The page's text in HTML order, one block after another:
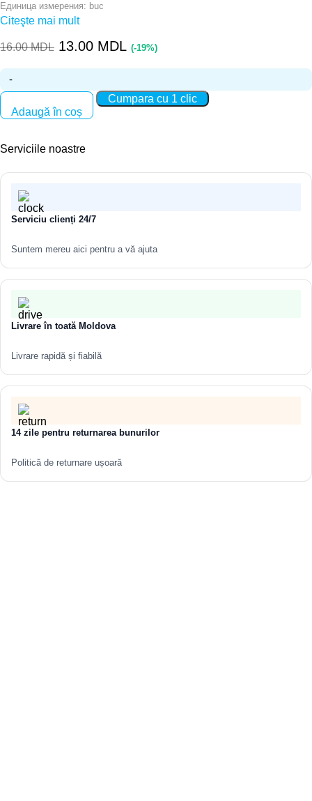
Единица измерения: buc
Citeşte mai mult
16.00MDL 13.00 MDL (-19%)
Cantitate Colt din aluminiu perfor.3m euro (50 buc)
Adaugă în coș
Cumpara cu 1 clic
Serviciile noastre
Serviciu clienți 24/7
Suntem mereu aici pentru a vă ajuta
Livrare în toată Moldova
Livrare rapidă și fiabilă
14 zile pentru returnarea bunurilor
Politică de returnare ușoară